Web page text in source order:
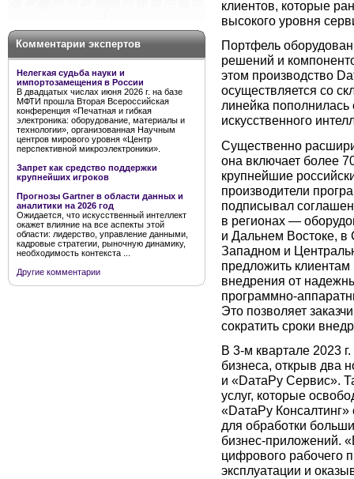
Комментарии экспертов
Нелегкая судьба науки и
импортозамещения в России
В двадцатых числах июня 2026 г. на базе
МФТИ прошла Вторая Всероссийская
конференция «Печатная и гибкая
электроника: оборудование, материалы и
технологии», организованная Научным
центров мирового уровня «Центр
перспективной микроэлектроники».
Запрет как средство поддержки
крупнейших игроков
Прогнозы Gartner в области данных и
аналитики на 2026 год
Ожидается, что искусственный интеллект
окажет влияние на все аспекты этой
области: лидерство, управление данными,
кадровые стратегии, рыночную динамику,
необходимость контекста ...
Другие комментарии
клиентов, которые
высокого уровня
Портфель
решений и
этом производство
осуществляется со
линейка
искусственного
Существенно
она включает более
крупнейшие
производители
подписывал
в регионах —
и Дальнем Востоке,
Западном и
предложить
внедрения от
программно-
Это позволяет
сократить сроки
В 3-м квартале 2023
бизнеса, открыв два
и «DатаРу Сервис».
услуг, которые
«DатаРу
для обработки
бизнес-приложений.
цифрового рабочего
эксплуатации и